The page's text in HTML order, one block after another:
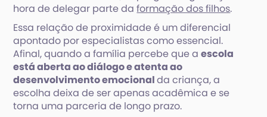
hora de delegar parte daformação dos filhos.
Essa relação de proximidade é um diferencial
apontado por especialistas como essencial.
Afinal, quando a família percebe que aescola
está aberta ao diálogo e atenta ao
desenvolvimento emocionalda criança, a
escolha deixa de ser apenas acadêmica e se
torna uma parceria de longo prazo.